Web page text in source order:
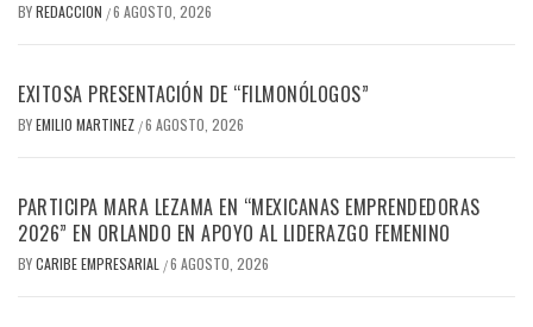
BYREDACCION /6 AGOSTO, 2026
EXITOSA PRESENTACIÓN DE “FILMONÓLOGOS”
BYEMILIO MARTINEZ /6 AGOSTO, 2026
PARTICIPA MARA LEZAMA EN “MEXICANAS EMPRENDEDORAS
2026” EN ORLANDO EN APOYO AL LIDERAZGO FEMENINO
BYCARIBE EMPRESARIAL /6 AGOSTO, 2026